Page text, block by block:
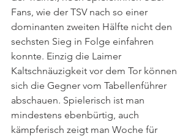
Fans, wie der TSV nach so einer
dominanten zweiten Hälfte nicht den
sechsten Sieg in Folge einfahren
konnte. Einzig die Laimer
Kaltschnäuzigkeit vor dem Tor können
sich die Gegner vom Tabellenführer
abschauen. Spielerisch ist man
mindestens ebenbürtig, auch
kämpferisch zeigt man Woche für